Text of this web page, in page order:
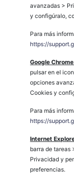
avanzadas >
y configúralo,
Para más
https://
Google
pulsar en el
opciones
Cookies y
Para más
https://
Internet
barra de tareas
Privacidad y
preferencias.